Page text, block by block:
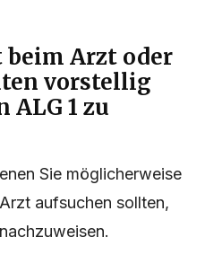
beim Arzt oder
vorstellig
ALG 1 zu
Sie möglicherweise
aufsuchen sollten,